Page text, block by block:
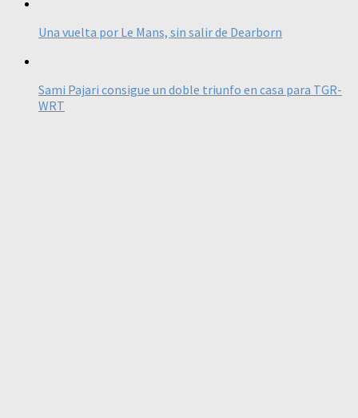
Una vuelta por Le Mans, sin salir de Dearborn
Sami Pajari consigue un doble triunfo en casa para TGR-
WRT